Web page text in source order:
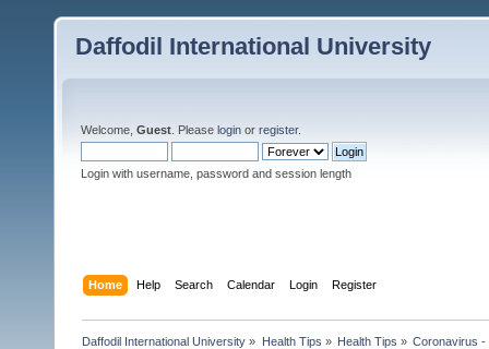
Daffodil International University
Welcome, Guest . Please login or register.
Login with username, password and session length
Home Help Search Calendar Login Register
Daffodil International University » Health Tips » Health Tips » Coronavirus -